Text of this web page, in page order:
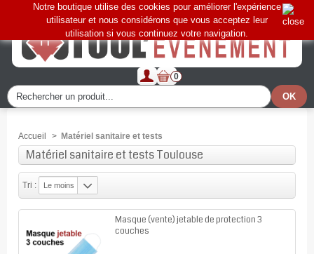
0
Notre boutique utilise des cookies pour améliorer l'expérience
utilisateur et nous considérons que vous acceptez leur
utilisation si vous continuez votre navigation.
Accueil > Matériel sanitaire et tests
Matériel sanitaire et tests Toulouse
Tri :
Le moins
Masque (vente) jetable de protection 3
couches